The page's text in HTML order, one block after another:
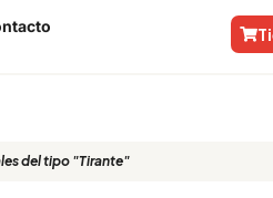
del tipo "Tirante"